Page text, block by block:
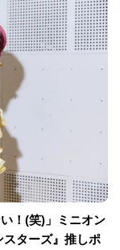
！(笑)」ミニオン
ターズ』推しポ